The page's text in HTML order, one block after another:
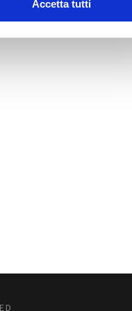
Accetta tutti